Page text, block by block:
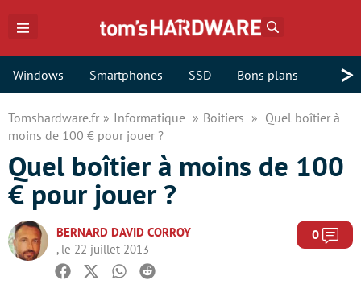
Windows Smartphones SSD Bons plans >
Tomshardware.fr Informatique Boitiers
Quel boîtier à
moins de 100 € pour jouer ?
Quel boîtier à moins de 100
€ pour jouer ?
BERNARD DAVID CORROY
, le 22 juillet 2013
0
Facebook
TwitterWhatsapp
Reddit